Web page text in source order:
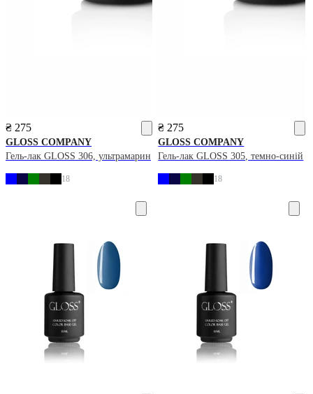
₴ 275
GLOSS COMPANY
Гель-лак GLOSS 306, ультрамарин
18
₴ 275
GLOSS COMPANY
Гель-лак GLOSS 305, темно-синій
18